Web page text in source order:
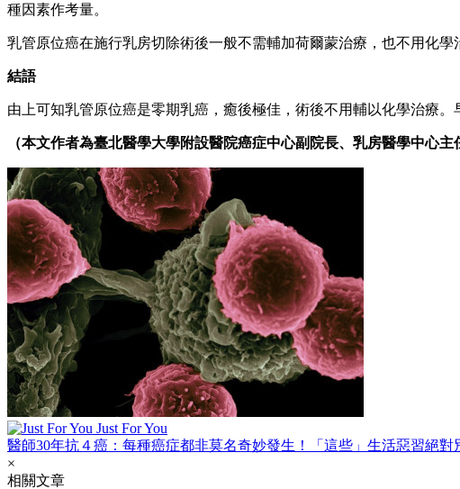
種因素作考量。
乳管原位癌在施行乳房切除術後一般不需輔加荷爾蒙治療，也不用化
結語
由上可知乳管原位癌是零期乳癌，癒後極佳，術後不用輔以化學治療
（本文作者為臺北醫學大學附設醫院癌症中心副院長、乳房醫學中心主
Just For You
醫師30年抗４癌：每種癌症都非莫名奇妙發生！「這些」生活惡習絕對
×
相關文章